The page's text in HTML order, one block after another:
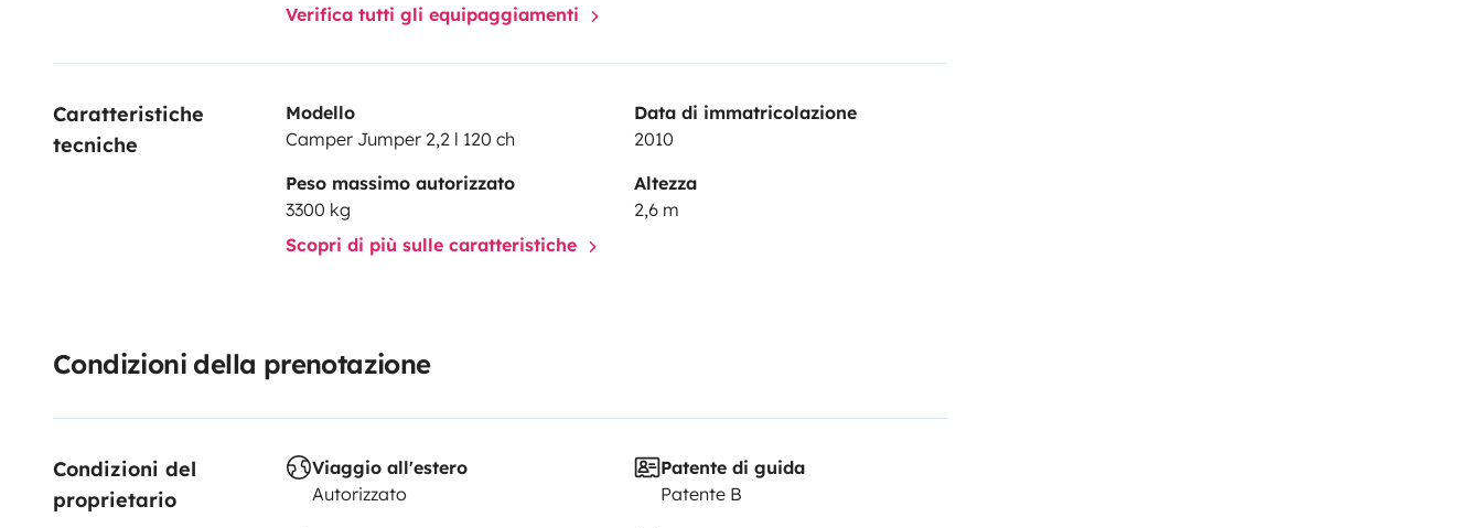
Verifica tutti gli equipaggiamenti
Caratteristiche
tecniche
Modello
Camper Jumper 2,2 l 120 ch
Data di immatricolazione
2010
Peso massimo autorizzato
3300 kg
Altezza
2,6 m
Scopri di più sulle caratteristiche
Condizioni della prenotazione
Condizioni del
proprietario
Viaggio all'estero
Autorizzato
Patente di guida
Patente B